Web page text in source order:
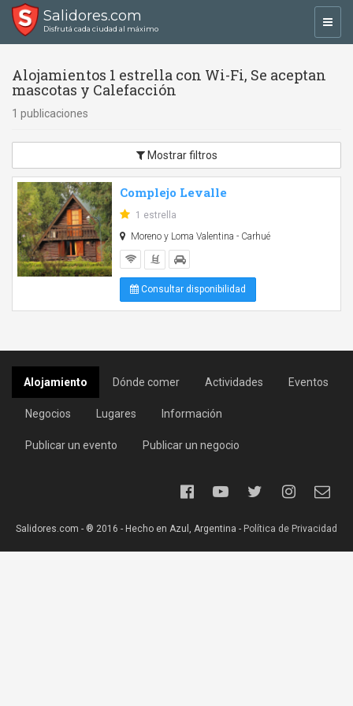
Salidores.com
Disfrutá cada ciudad al máximo
Alojamientos 1 estrella con Wi-Fi, Se aceptan
mascotas y Calefacción
1 publicaciones
Mostrar filtros
Complejo Levalle
1 estrella
Moreno y Loma Valentina - Carhué
Consultar disponibilidad
Alojamiento Dónde comer Actividades Eventos
Negocios Lugares Información
Publicar un evento Publicar un negocio
Salidores.com - ® 2016 - Hecho en Azul, Argentina - Política de Privacidad